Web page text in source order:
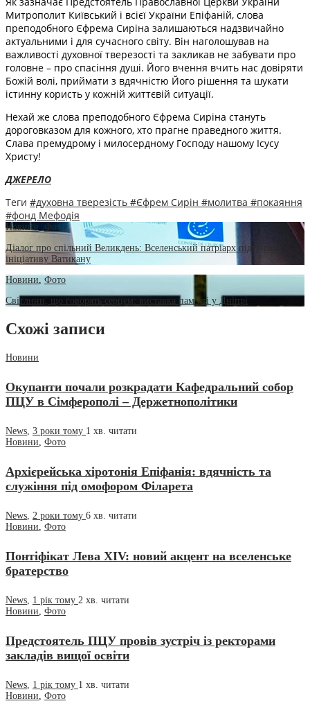
Митрополит Київський і всієї України Епіфаній, слова
преподобного Єфрема Сиріна залишаються надзвичайно
актуальними і для сучасного світу. Він наголошував на
важливості духовної тверезості та закликав не забувати про
головне – про спасіння душі. Його вчення вчить нас довіряти
Божій волі, приймати з вдячністю Його рішення та шукати
істинну користь у кожній життєвій ситуації.
Нехай же слова преподобного Єфрема Сиріна стануть
дороговказом для кожного, хто прагне праведного життя.
Слава премудрому і милосердному Господу нашому Ісусу
Христу!
ДЖЕРЕЛО
Теги #духовна тверезість #Єфрем Сирін #молитва #покаяння
#фонд Мефодія
Новини
Фото
Діалог про спільний Великдень: Вселенський патріарх підтримав
ініціативу Ватикану
Новини Фото
Світлини, що говорять серцем: виставка пам’яті у Дніпрі
Схожі записи
Новини
Окупанти почали розкрадати Кафедральний собор
ПЦУ в Сімферополі – Держетнополітики
News, 3 роки тому 1 хв. читати
Новини, Фото
Архієрейська хіротонія Епіфанія: вдячність та
служіння під омофором Філарета
News, 2 роки тому 6 хв. читати
Новини, Фото
Понт­і­фікат Лева XIV: новий акцент на вселенське
братерство
News, 1 рік тому 2 хв. читати
Новини, Фото
Предстоятель ПЦУ провів зустріч із ректорами
закладів вищої освіти
News 1 рік тому 1 хв. читати
Новини Фото